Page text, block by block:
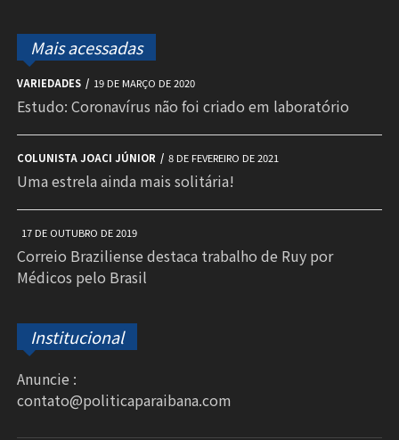
Mais acessadas
VARIEDADES 19 DE MARÇO DE 2020
Estudo: Coronavírus não foi criado em laboratório
COLUNISTA JOACI JÚNIOR 8 DE FEVEREIRO DE 2021
Uma estrela ainda mais solitária!
17 DE OUTUBRO DE 2019
Correio Braziliense destaca trabalho de Ruy por
Médicos pelo Brasil
Institucional
Anuncie :
contato@politicaparaibana.com